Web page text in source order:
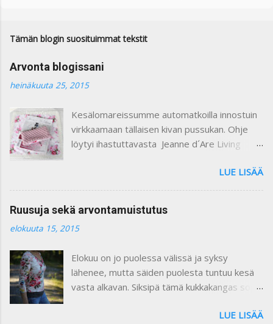
e
t
i
Tämän blogin suosituimmat tekstit
Arvonta blogissani
heinäkuuta 25, 2015
Kesälomareissumme automatkoilla innostuin
virkkaamaan tällaisen kivan pussukan. Ohje
löytyi ihastuttavasta Jeanne d´Are Living
lehtien sisustusjutut ovat todella ihastuttavia
ja niin kauniita. Lehdistä löytyy niin paljon
käyttäen keksiä oman kodin kaunistukseksi.
Paljon on tullutkin ostettua näitä lehtiä :) Yllä
virkkaamiseen. Vuoritin pussin kauniilla
ruusukankaalla. Kiinnitin vetoketjun käsin
ommellen. Pieni liina on ommeltu samasta
olla vaikkapa pienen pöydän liina tai leipäkorin
LUE LISÄÄ
Ruusuja sekä arvontamuistutus
elokuuta 15, 2015
Elokuu on jo puolessa välissä ja syksy
lähenee, mutta säiden puolesta tuntuu kesä
vasta alkavan. Siksipä tämä kukkakangas sopii
Ruusukangas löytyi HH- kankaasta. Enpä ollut
LUE LISÄÄ